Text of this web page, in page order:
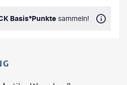
Basis°Punkte sammeln!